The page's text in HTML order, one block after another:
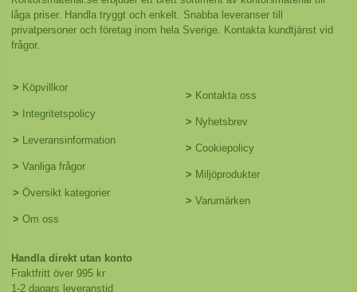
låga priser. Handla tryggt och enkelt. Snabba leveranser till
privatpersoner och företag inom hela Sverige. Kontakta kundtjänst vid
frågor.
> Köpvillkor
> Integritetspolicy
> Leveransinformation
> Vanliga frågor
> Översikt kategorier
> Om oss
> Kontakta oss
> Nyhetsbrev
> Cookiepolicy
> Miljöprodukter
> Varumärken
Handla direkt utan konto
Fraktfritt över 995 kr
1-2 dagars leveranstid